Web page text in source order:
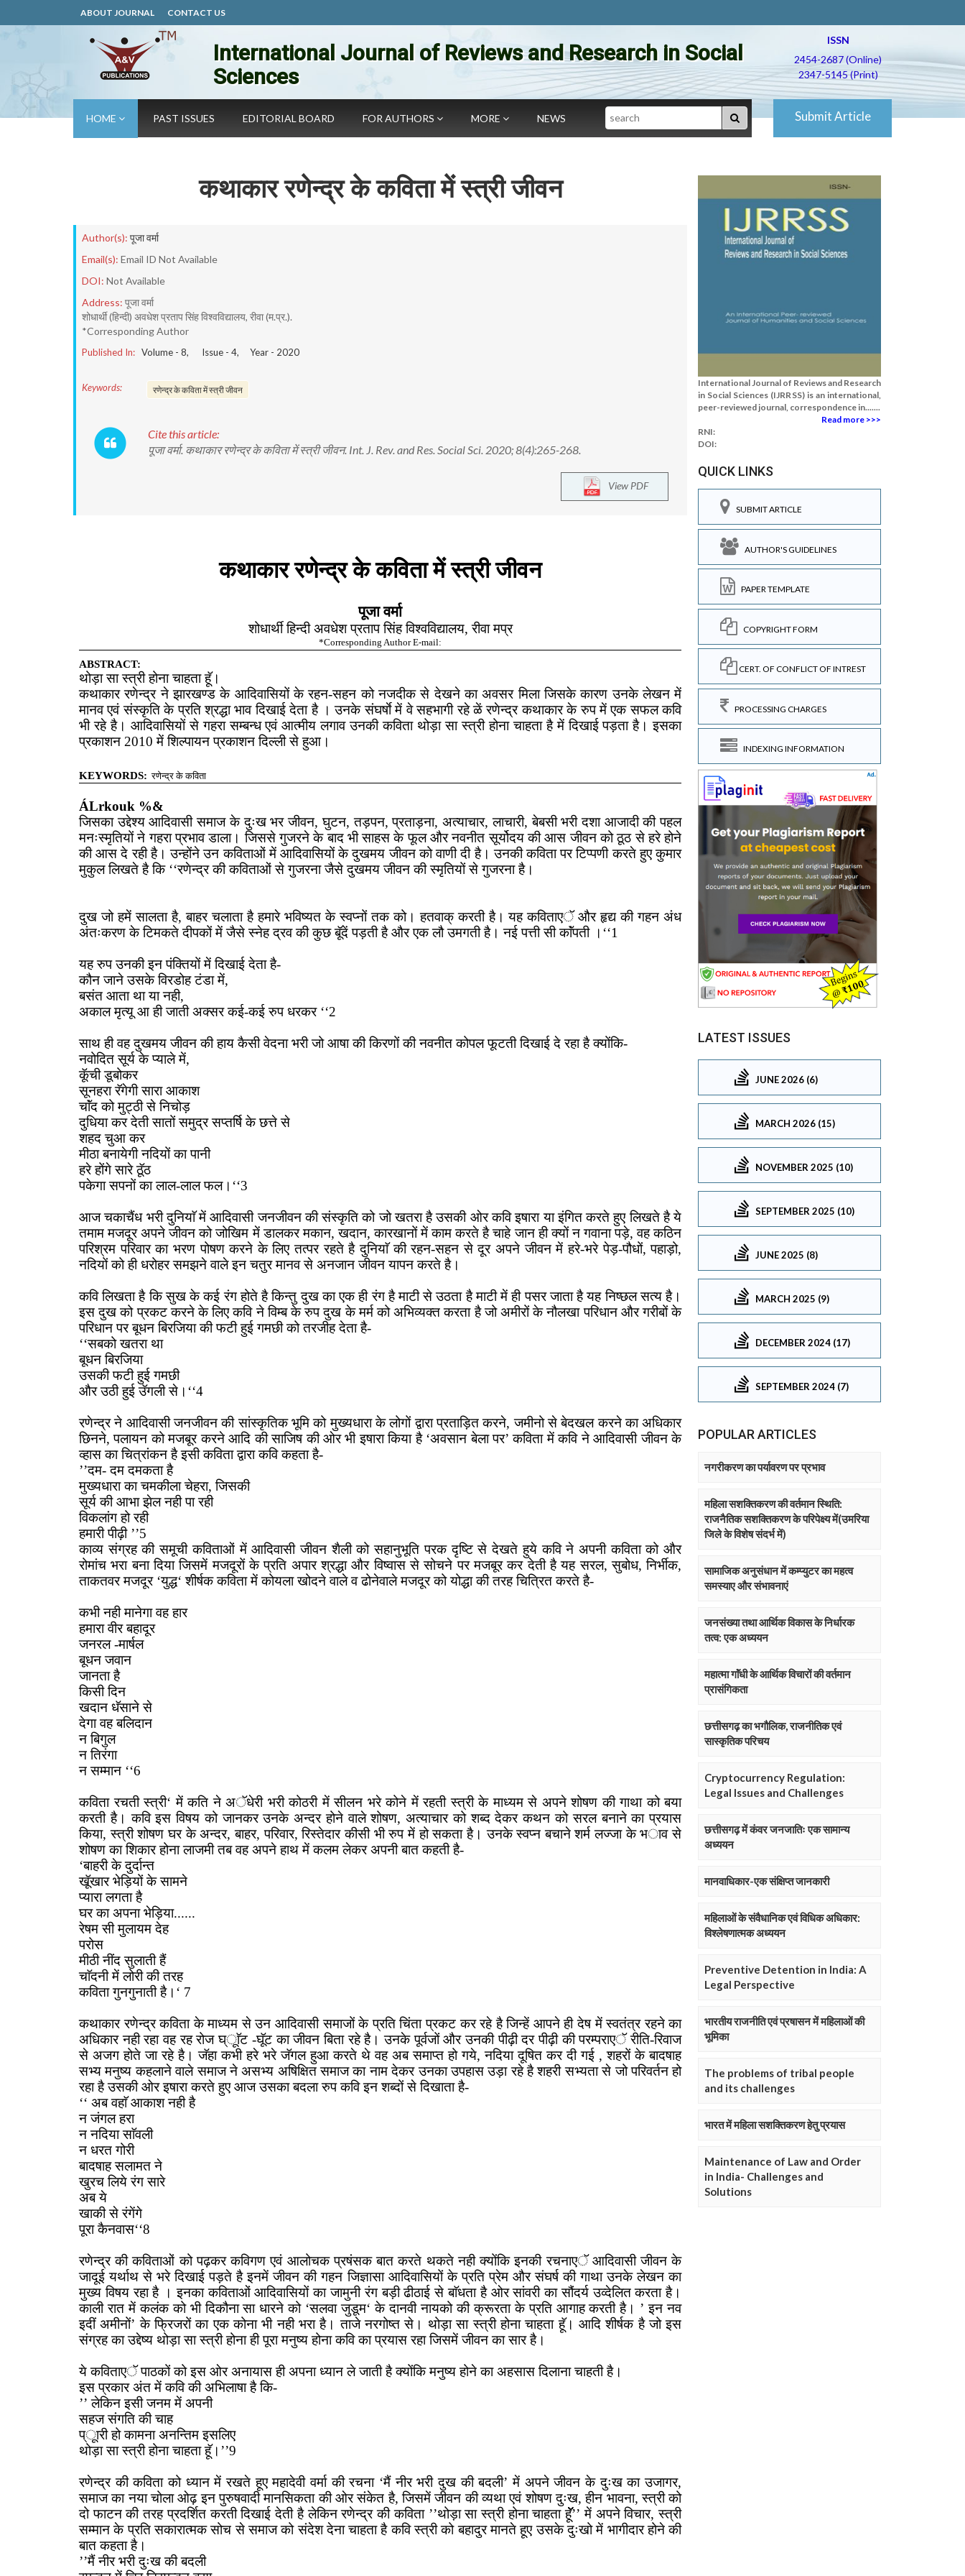
ABOUT JOURNAL CONTACT US
International Journal of Reviews and Research in Social
Sciences
ISSN
2454-2687 (Online)
2347-5145 (Print)
HOME PAST ISSUES EDITORIAL BOARD FOR AUTHORS MORE NEWS Search Submit Article
कथाकार रणेन्द्र के कविता में स्त्री जीवन
Author(s): पूजा वर्मा
Email(s): Email ID Not Available
DOI: Not Available
Address: पूजा वर्मा
शोधार्थी (हिन्दी) अवधेश प्रताप सिंह विश्वविद्यालय, रीवा (म.प्र.).
*Corresponding Author
Published In: Volume - 8, Issue - 4, Year - 2020
Keywords: रणेन्द्र के कविता में स्त्री जीवन
Cite this article:
पूजा वर्मा. कथाकार रणेन्द्र के कविता में स्त्री जीवन. Int. J. Rev. and Res. Social Sci. 2020; 8(4):265-268.
View PDF
International Journal of Reviews and Research
in Social Sciences (IJRRSS) is an international,
peer-reviewed journal, correspondence in.......
Read more >>>
RNI:
DOI:
QUICK LINKS
SUBMIT ARTICLE
AUTHOR'S GUIDELINES
PAPER TEMPLATE
COPYRIGHT FORM
CERT. OF CONFLICT OF INTREST
PROCESSING CHARGES
INDEXING INFORMATION
LATEST ISSUES
JUNE 2026 (6)
MARCH 2026 (15)
NOVEMBER 2025 (10)
SEPTEMBER 2025 (10)
JUNE 2025 (8)
MARCH 2025 (9)
DECEMBER 2024 (17)
SEPTEMBER 2024 (7)
POPULAR ARTICLES
नगरीकरण का पर्यावरण पर प्रभाव
महिला सशक्तिकरण की वर्तमान स्थिति:
राजनैतिक सशक्तिकरण के परिपेक्ष्य में(उमरिया
जिले के विशेष संदर्भ में)
सामाजिक अनुसंधान में कम्प्युटर का महत्व
समस्याए और संभावनाएं
जनसंख्या तथा आर्थिक विकास के निर्धारक
तत्व: एक अध्ययन
महात्मा गाॅंधी के आर्थिक विचारों की वर्तमान
प्रासंगिकता
छत्तीसगढ़ का भगौलिक, राजनीतिक एवं
सास्कृतिक परिचय
Cryptocurrency Regulation:
Legal Issues and Challenges
छत्तीसगढ़ में कंवर जनजातिः एक सामान्य
अध्ययन
मानवाधिकार-एक संक्षिप्त जानकारी
महिलाओं के संवैधानिक एवं विधिक अधिकार:
विश्लेषणात्मक अध्ययन
Preventive Detention in India: A
Legal Perspective
भारतीय राजनीति एवं प्रषासन में महिलाओं की
भूमिका
The problems of tribal people
and its challenges
भारत में महिला सशक्तिकरण हेतु प्रयास
Maintenance of Law and Order
in India- Challenges and
Solutions